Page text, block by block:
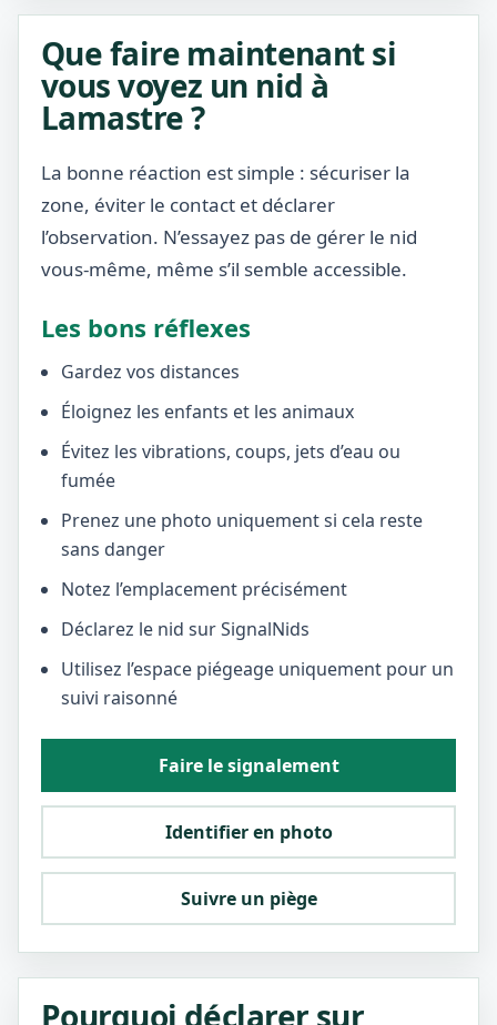
Que faire maintenant si
vous voyez un nid à
Lamastre ?
La bonne réaction est simple : sécuriser la
zone, éviter le contact et déclarer
l’observation. N’essayez pas de gérer le nid
vous-même, même s’il semble accessible.
Les bons réflexes
Gardez vos distances
Éloignez les enfants et les animaux
Évitez les vibrations, coups, jets d’eau ou
fumée
Prenez une photo uniquement si cela reste
sans danger
Notez l’emplacement précisément
Déclarez le nid sur SignalNids
Utilisez l’espace piégeage uniquement pour un
suivi raisonné
Faire le signalement
Identifier en photo
Suivre un piège
Pourquoi déclarer sur